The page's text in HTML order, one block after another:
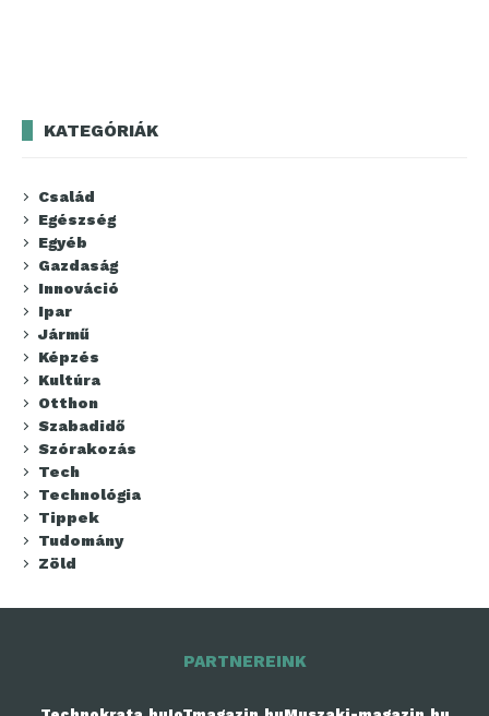
KATEGÓRIÁK
Család
Egészség
Egyéb
Gazdaság
Innováció
Ipar
Jármű
Képzés
Kultúra
Otthon
Szabadidő
Szórakozás
Tech
Technológia
Tippek
Tudomány
Zöld
PARTNEREINK